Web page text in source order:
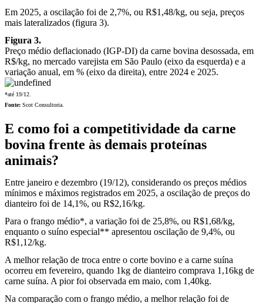
Em 2025, a oscilação foi de 2,7%, ou R$1,48/kg, ou seja, preços
mais lateralizados (figura 3).
Figura 3.
Preço médio deflacionado (IGP-DI) da carne bovina desossada, em
R$/kg, no mercado varejista em São Paulo (eixo da esquerda) e a
variação anual, em % (eixo da direita), entre 2024 e 2025.
*até 19/12.
Fonte: Scot Consultoria.
E como foi a competitividade da carne
bovina frente às demais proteínas
animais?
Entre janeiro e dezembro (19/12), considerando os preços médios
mínimos e máximos registrados em 2025, a oscilação de preços do
dianteiro foi de 14,1%, ou R$2,16/kg.
Para o frango médio*, a variação foi de 25,8%, ou R$1,68/kg,
enquanto o suíno especial** apresentou oscilação de 9,4%, ou
R$1,12/kg.
A melhor relação de troca entre o corte bovino e a carne suína
ocorreu em fevereiro, quando 1kg de dianteiro comprava 1,16kg de
carne suína. A pior foi observada em maio, com 1,40kg.
Na comparação com o frango médio, a melhor relação foi de